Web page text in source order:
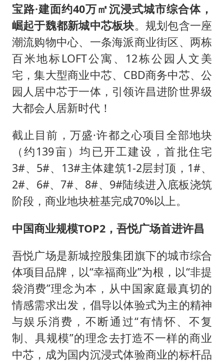
宝路·建面约40万㎡沉浸式城市综合体，
崛起于魏都新城中芯板块。规划包含一座
潮流购物中心、一条海派商业街区、两栋
百米地标LOFT公寓、12栋公园人文美
宅，集大型商业中芯、CBD商务中芯、公
园人居中芯于一体，引领许昌进阶世界级
大都会人居新时代！
截止目前，万盛·许都之心项目全部地块
（约139亩）均已开工建设，首批住宅
3#、5#、13#主体建筑1-2层封顶，1#、
2#、6#、7#、8#、9#陆续进入底板浇筑
阶段，商业地块桩基完成70%以上。
中国商业规模TOP2，吾悦广场首进许昌
吾悦广场是新城控股集团旗下的城市综合
体项目品牌，以“幸福商业”为根，以“非提
袋消费”理念为本，从中国家庭最真切的
情感需求出发，倡导以体验式为主的精神
与娱乐消费，不断通过“有情怀、不复
制、具规模”的理念去打造不一样的商业
中芯，成为国内沉浸式体验商业的标杆品